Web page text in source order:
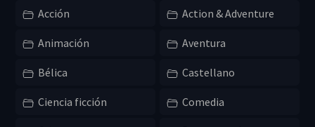
Acción Action & Adventure
Animación Aventura
Bélica Castellano
Ciencia ficción Comedia